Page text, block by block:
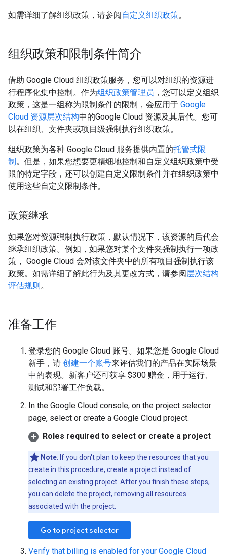
如需详细了解组织政策，请参阅自定义组织政策。
组织政策和限制条件简介
借助 Google Cloud 组织政策服务，您可以对组织的资源进
行程序化集中控制。作为组织政策管理员 ，您可以定义组织
政策，这是一组称为限制条件的限制，会应用于 Google
Cloud 资源层次结构中的Google Cloud 资源及其后代。您可
以在组织、文件夹或项目级强制执行组织政策。
组织政策为各种 Google Cloud 服务提供内置的托管式限
制。但是，如果您想要更精细地控制和自定义组织政策中受
限的特定字段，还可以创建自定义限制条件并在组织政策中
使用这些自定义限制条件。
政策继承
如果您对资源强制执行政策，默认情况下，该资源的后代会
继承组织政策。例如，如果您对某个文件夹强制执行一项政
策， Google Cloud 会对该文件夹中的所有项目强制执行该
政策。如需详细了解此行为及其更改方式，请参阅层次结构
评估规则。
准备工作
登录您的 Google Cloud 账号。如果您是 Google Cloud
新手，请 创建一个账号来评估我们的产品在实际场景
中的表现。新客户还可获享 $300 赠金，用于运行、
测试和部署工作负载。
In the Google Cloud console, on the project selector
page, select or create a Google Cloud project.
Roles required to select or create a project
Note: If you don't plan to keep the resources that you
create in this procedure, create a project instead of
selecting an existing project. After you finish these steps,
you can delete the project, removing all resources
associated with the project.
Go to project selector
Verify that billing is enabled for your Google Cloud